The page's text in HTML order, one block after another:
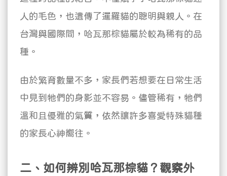
人的毛色，也遺傳了暹羅貓的聰明與親人。在
台灣與國際間，哈瓦那棕貓屬於較為稀有的品
種。
由於繁育數量不多，家長們若想要在日常生活
中見到牠們的身影並不容易。儘管稀有，牠們
溫和且優雅的氣質，依然讓許多喜愛特殊貓種
的家長心神嚮往。
二、如何辨別哈瓦那棕貓？觀察外